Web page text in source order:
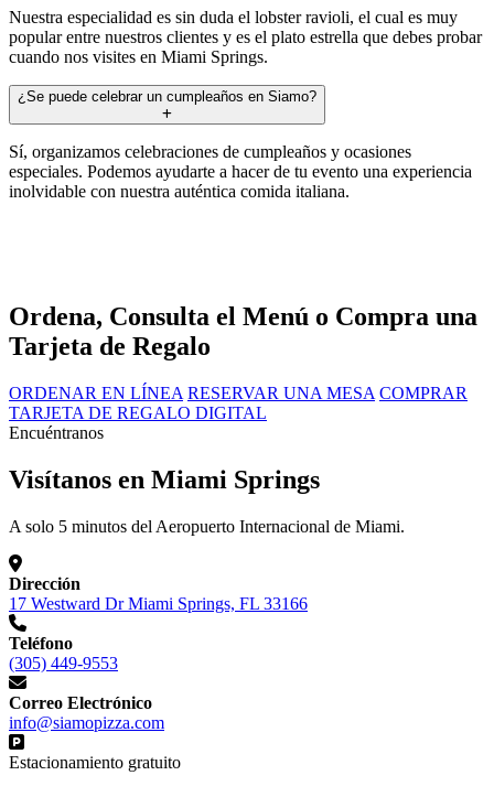
Nuestra especialidad es sin duda el lobster ravioli, el cual es muy
popular entre nuestros clientes y es el plato estrella que debes probar
cuando nos visites en Miami Springs.
¿Se puede celebrar un cumpleaños en Siamo?
Sí, organizamos celebraciones de cumpleaños y ocasiones
especiales. Podemos ayudarte a hacer de tu evento una experiencia
inolvidable con nuestra auténtica comida italiana.
Ordena, Consulta el Menú o Compra una
Tarjeta de Regalo
ORDENAR EN LÍNEA RESERVAR UNA MESA COMPRAR
TARJETA DE REGALO DIGITAL
Encuéntranos
Visítanos en Miami Springs
A solo 5 minutos del Aeropuerto Internacional de Miami.
Dirección
17 Westward Dr Miami Springs, FL 33166
Teléfono
(305) 449-9553
Correo Electrónico
info@siamopizza.com
Estacionamiento gratuito